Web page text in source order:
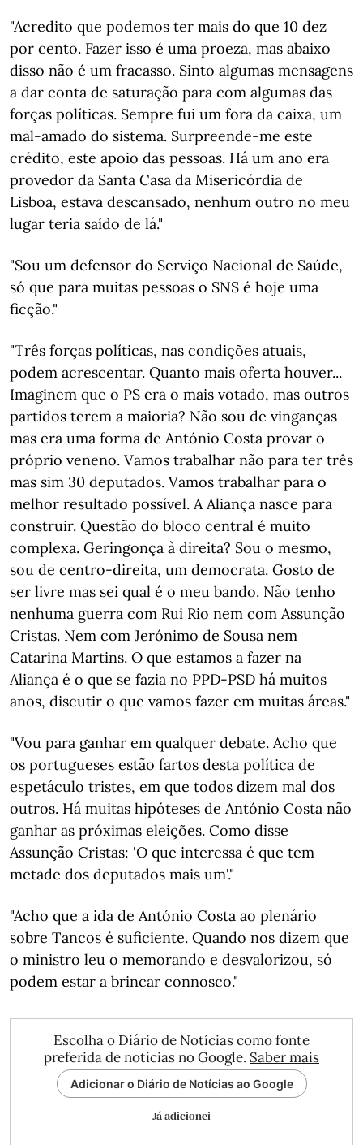
"Acredito que podemos ter mais do que 10 dez
por cento. Fazer isso é uma proeza, mas abaixo
disso não é um fracasso. Sinto algumas mensagens
a dar conta de saturação para com algumas das
forças políticas. Sempre fui um fora da caixa, um
mal-amado do sistema. Surpreende-me este
crédito, este apoio das pessoas. Há um ano era
provedor da Santa Casa da Misericórdia de
Lisboa, estava descansado, nenhum outro no meu
lugar teria saído de lá."
"Sou um defensor do Serviço Nacional de Saúde,
só que para muitas pessoas o SNS é hoje uma
ficção."
"Três forças políticas, nas condições atuais,
podem acrescentar. Quanto mais oferta houver...
Imaginem que o PS era o mais votado, mas outros
partidos terem a maioria? Não sou de vinganças
mas era uma forma de António Costa provar o
próprio veneno. Vamos trabalhar não para ter três
mas sim 30 deputados. Vamos trabalhar para o
melhor resultado possível. A Aliança nasce para
construir. Questão do bloco central é muito
complexa. Geringonça à direita? Sou o mesmo,
sou de centro-direita, um democrata. Gosto de
ser livre mas sei qual é o meu bando. Não tenho
nenhuma guerra com Rui Rio nem com Assunção
Cristas. Nem com Jerónimo de Sousa nem
Catarina Martins. O que estamos a fazer na
Aliança é o que se fazia no PPD-PSD há muitos
anos, discutir o que vamos fazer em muitas áreas."
"Vou para ganhar em qualquer debate. Acho que
os portugueses estão fartos desta política de
espetáculo tristes, em que todos dizem mal dos
outros. Há muitas hipóteses de António Costa não
ganhar as próximas eleições. Como disse
Assunção Cristas: 'O que interessa é que tem
metade dos deputados mais um'."
"Acho que a ida de António Costa ao plenário
sobre Tancos é suficiente. Quando nos dizem que
o ministro leu o memorando e desvalorizou, só
podem estar a brincar connosco."
Escolha o Diário de Notícias como fonte
preferida de notícias no Google. Saber mais
Adicionar o Diário de Notícias ao Google
Já adicionei